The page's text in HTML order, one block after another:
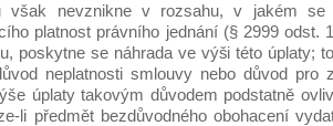
však nevznikne v rozsahu, v jakém
platnost právního jednání (§ 2999 odst.
poskytne se náhrada ve výši této úplaty;
neplatnosti smlouvy nebo důvod pro
úplaty takovým důvodem podstatně
li předmět bezdůvodného obohacení